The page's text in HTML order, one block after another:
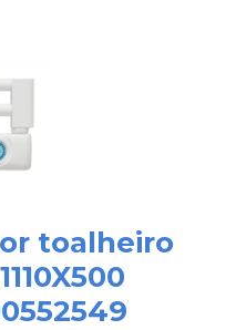
toalheiro